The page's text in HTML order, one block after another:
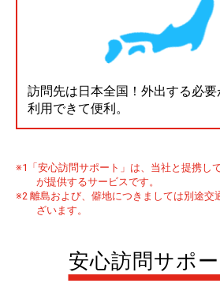
訪問先は日本全国！外出する必
利用できて便利。
※1「安心訪問サポート」は、当社と提携し
が提供するサービスです。
※2 離島および、僻地につきましては別途交
ざいます。
安心訪問サポ